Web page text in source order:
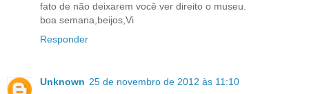
fato de não deixarem você ver direito o museu.
boa semana,beijos,Vi
Responder
Unknown 25 de novembro de 2012 às 11:10